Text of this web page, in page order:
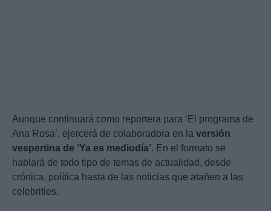
Aunque continuará como reportera para ‘El programa de
Ana Rosa’, ejercerá de colaboradora en la versión
vespertina de ‘Ya es mediodía’. En el formato se
hablará de todo tipo de temas de actualidad, desde
crónica, política hasta de las noticias que atañen a las
celebrities.